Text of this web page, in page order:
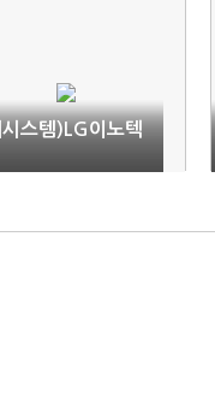
스템)LG이노텍